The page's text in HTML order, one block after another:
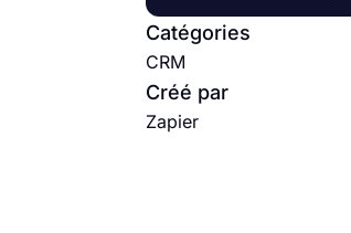
Catégories
CRM
Créé par
Zapier